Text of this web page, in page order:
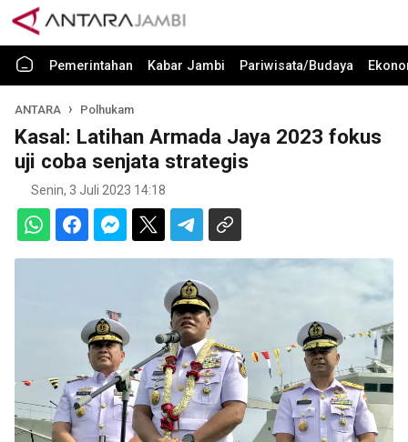
Pemerintahan Kabar Jambi Pariwisata/Budaya
ANTARA Polhukam
Kasal: Latihan Armada Jaya 2023 fokus
uji coba senjata strategis
Senin, 3 Juli 2023 14:18